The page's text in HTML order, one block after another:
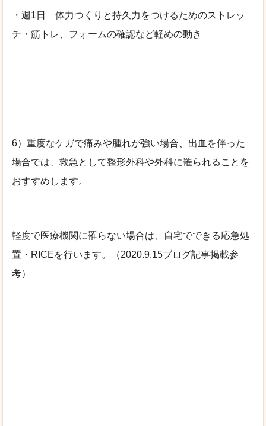
・週1日 体力つくりと持久力をつけるためのストレッ
チ・筋トレ、フォームの確認など軽めの動き
6）重度なケガで痛みや腫れが強い場合、出血を伴った
場合では、救急として整形外科や外科に罹られることを
おすすめします。
軽度で医療機関に罹らない場合は、自宅でできる応急処
置・RICEを行います。（2020.9.15ブログ記事掲載参
考）